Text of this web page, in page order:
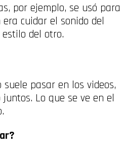
por ejemplo, se usó para
cuidar el sonido del
del otro.
pasar en los videos,
Lo que se ve en el